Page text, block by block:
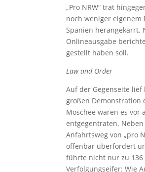
„Pro NRW“ trat
noch weniger eigenem
Spanien herangekarrt.
Onlineausgabe
gestellt haben soll.
Law and Order
Auf der Gegenseite
großen Demonstration
Moschee waren es vor
entgegentraten.
Anfahrtsweg von „pro
offenbar überfordert
führte nicht nur zu 136
Verfolgungseifer: Wie